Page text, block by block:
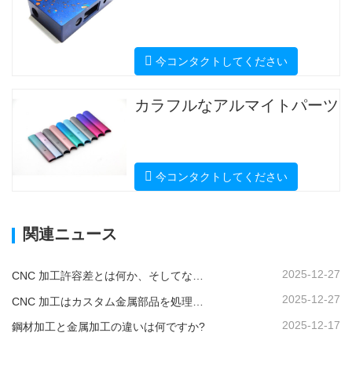
今コンタクトしてください
カラフルなアルマイトパーツ
今コンタクトしてください
関連ニュース
CNC 加工許容差とは何か、そしてなぜそれが重要なのか? 2025-12-27
2025-12-27
鋼材加工と金属加工の違いは何ですか? 2025-12-17